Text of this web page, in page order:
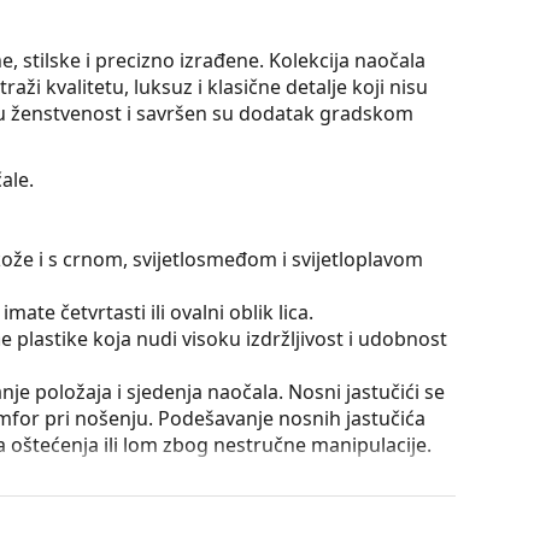
stilske i precizno izrađene. Kolekcija naočala
kvalitetu, luksuz i klasične detalje koji nisu
i savršen su dodatak gradskom
i s crnom, svijetlosmeđom i svijetloplavom
četvrtasti ili ovalni oblik lica.
plastike koja nudi visoku izdržljivost i udobnost
položaja i sjedenja naočala. Nosni jastučići se
pri nošenju. Podešavanje nosnih jastučića
ili lom zbog nestručne manipulacije.
su za oči, jer ne utječu na kontrast niti